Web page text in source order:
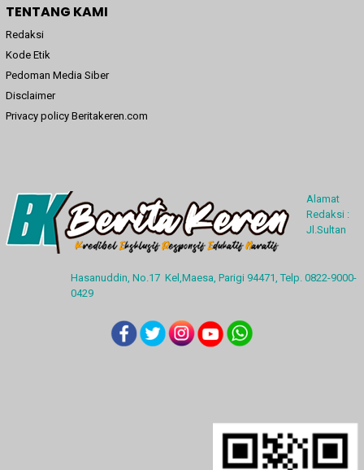
TENTANG KAMI
Redaksi
Kode Etik
Pedoman Media Siber
Disclaimer
Privacy policy Beritakeren.com
Alamat
Redaksi :
Jl.Sultan
Hasanuddin, No.17 Kel,Maesa, Parigi 94471, Telp. 0822-9000-
0429